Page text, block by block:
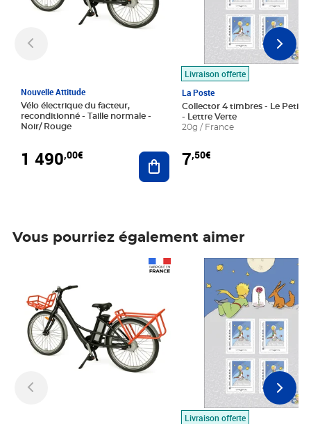
Nouvelle Attitude
Vélo électrique du facteur,
reconditionné - Taille normale -
Noir/ Rouge
1 490,00€ Ajouter au panier
Livraison offerte
La Poste
Collector 4 timbres - Le Petit
- Lettre Verte
20g / France
7,50€
Vous pourriez également aimer
Livraison offerte
Prix 7,50€